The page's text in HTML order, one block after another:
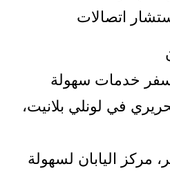
اتصالات
سفر خدمات سهولة
في لونلي بلانيت،
مركز اليابان لسهولة